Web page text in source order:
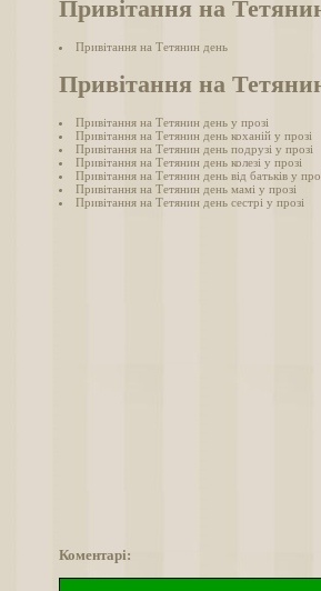
Привітання на
Привітання на Тетянин день
Привітання на
Привітання на Тетянин день у прозі
Привітання на Тетянин день коханій у прозі
Привітання на Тетянин день подрузі у прозі
Привітання на Тетянин день колезі у прозі
Привітання на Тетянин день від батьків у
Привітання на Тетянин день мамі у прозі
Привітання на Тетянин день сестрі у прозі
Коментарі: